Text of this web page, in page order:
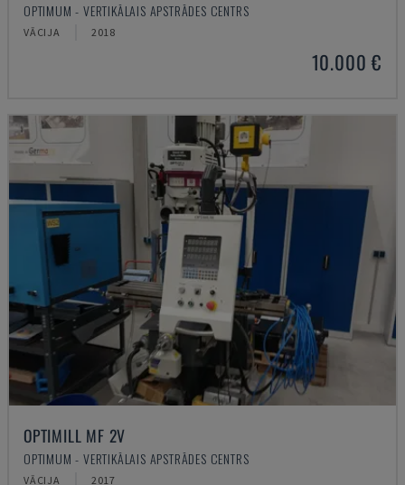
OPTIMUM - VERTIKĀLAIS APSTRĀDES CENTRS
VĀCIJA 2018
10.000 €
OPTIMILL MF 2V
OPTIMUM - VERTIKĀLAIS APSTRĀDES CENTRS
VĀCIJA 2017